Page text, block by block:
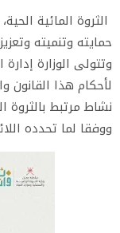
الثروة المائية
حمايته وتنميته
وتتولى الوزارة
لأحكام هذا القانون
نشاط مرتبط بالثروة
ووفقا لما تحدده